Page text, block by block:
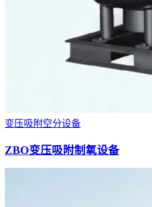
变压吸附空分设备
ZBO变压吸附制氧设备